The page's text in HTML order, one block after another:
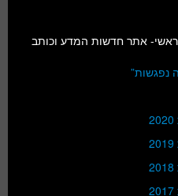
ראשי- אתר חדשות המדע וכותב